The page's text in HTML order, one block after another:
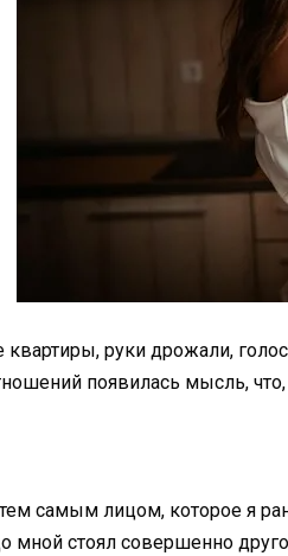
руки дрожали,
появилась мысль,
самым лицом, которое я
мной стоял совершенно